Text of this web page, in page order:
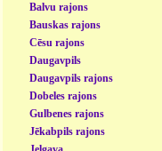
Balvu rajons
Bauskas rajons
Cēsu rajons
Daugavpils
Daugavpils rajons
Dobeles rajons
Gulbenes rajons
Jēkabpils rajons